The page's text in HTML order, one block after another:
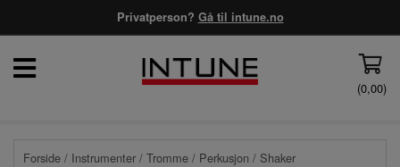
Privatperson? Gå til intune.no
(0,00)
Forside / Instrumenter / Tromme / Perkusjon / Shaker